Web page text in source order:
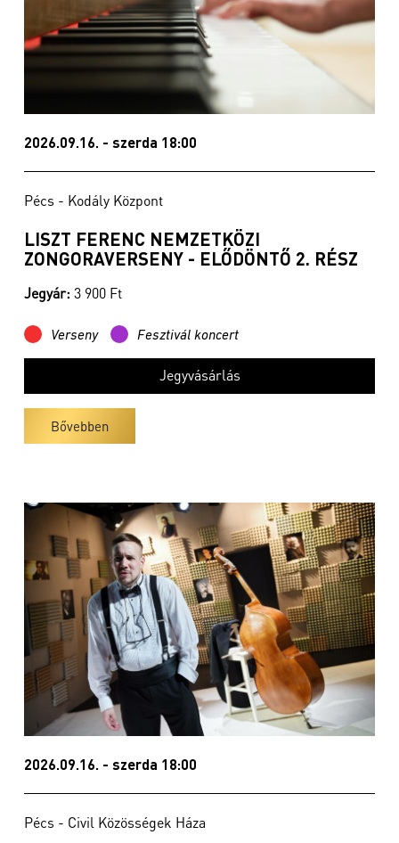
2026.09.16. - szerda 18:00
Pécs - Kodály Központ
LISZT FERENC NEMZETKÖZI
ZONGORAVERSENY - ELŐDÖNTŐ 2. RÉSZ
Jegyár: 3 900 Ft
Verseny Fesztivál koncert
Jegyvásárlás
Bővebben
2026.09.16. - szerda 18:00
Pécs - Civil Közösségek Háza